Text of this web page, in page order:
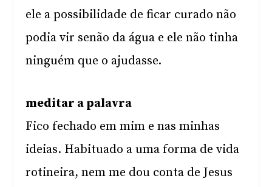
ele a possibilidade de ficar curado não
podia vir senão da água e ele não tinha
ninguém que o ajudasse.
meditar a palavra
Fico fechado em mim e nas minhas
ideias. Habituado a uma forma de vida
rotineira, nem me dou conta de Jesus